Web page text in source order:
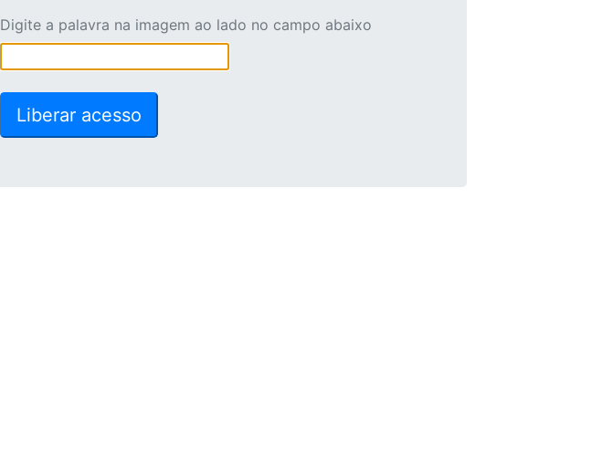
Digite a palavra na imagem ao lado no campo abaixo